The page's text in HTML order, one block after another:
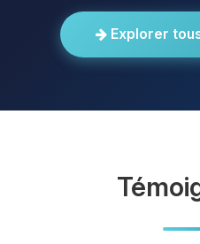
Explorer